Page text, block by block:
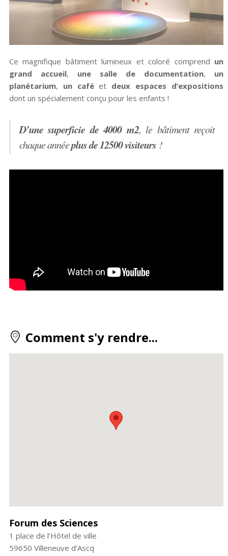
Ce magnifique bâtiment lumineux et coloré comprend un
grand accueil, une salle de documentation, un
planétarium, un caféet deux espaces d’expositions
dont un spécialement conçu pour les enfants !
D’une superficie de 4000 m2, le bâtiment reçoit
chaque annéeplus de 12500 visiteurs!
Comment s'y rendre...
Forum des Sciences
1 place de l’Hôtel de ville
59650 Villeneuve d'Ascq